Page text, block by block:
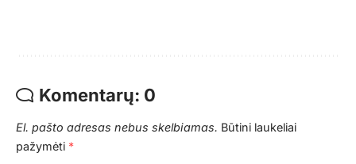
Komentarų: 0
El. pašto adresas nebus skelbiamas. Būtini laukeliai
pažymėti *